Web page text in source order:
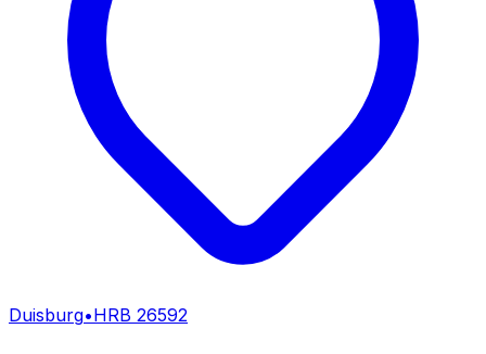
Duisburg•HRB 26592